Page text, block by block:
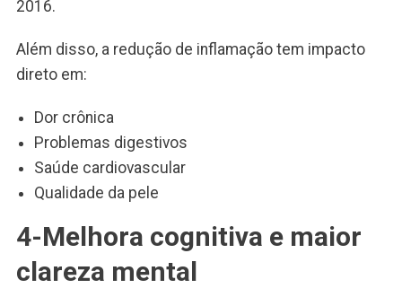
2016.
Além disso, a redução de inflamação tem impacto
direto em:
Dor crônica
Problemas digestivos
Saúde cardiovascular
Qualidade da pele
4-Melhora cognitiva e maior
clareza mental